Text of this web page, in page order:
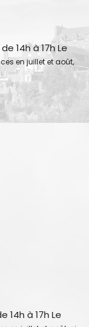
14h à 17h Le
en juillet et août,
14h à 17h Le